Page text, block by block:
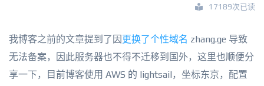
17189次已读
我博客之前的文章提到了因更换了个性域名 zhang.ge 导致
无法备案，因此服务器也不得不迁移到国外，这里也顺便分
享一下，目前博客使用 AWS 的 lightsail，坐标东京，配置